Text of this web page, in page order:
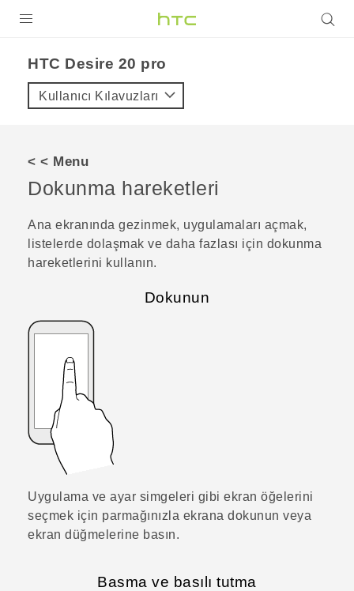
VIVE
VIVERSE
DESTEK
‎HTC Desire 20 pro‎
Kullanıcı Kılavuzları
< < Menu
Dokunma hareketleri
Ana ekranında gezinmek, uygulamaları açmak,
listelerde dolaşmak ve daha fazlası için dokunma
hareketlerini kullanın.
Dokunun
Uygulama ve ayar simgeleri gibi ekran öğelerini
seçmek için parmağınızla ekrana dokunun veya
ekran düğmelerine basın.
Basma ve basılı tutma